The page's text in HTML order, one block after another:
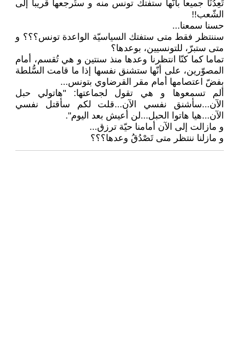
تَعِدُنَا جميعا بأنّها ستفتك تونس منه و ستُرجعها قريبا إلى
الشّعب!!
حسنا سمعنا...
سننتظر فقط متى ستفتك السياسيّة الواعدة تونس؟؟؟ و
متى ستبرّ، للتونسيين، بوعدها؟
تماما كما كنّا انتظرنا وعدها منذ سنتين و هي تُقسم، أمام
المصوّرين، على أنّها ستشنق نفسها إذا ما قامت السُّلطة
بفضّ اعتصامها أمام مقر القرضاوي بتونس...
ألم تسمعوها و هي تقول لجماعتها: ʺهاتولي حبل
الآن...سأشنق نفسي الآن...قلت لكم سأقتل نفسي
الآن...هيا هاتوا الحبل...لن أعيش بعد اليومʺ.
و مازالت إلى الآن أمامنا حيّة ترزق...
و مازلنا ننتظر متى تَصْدُقُ وعدها؟؟؟